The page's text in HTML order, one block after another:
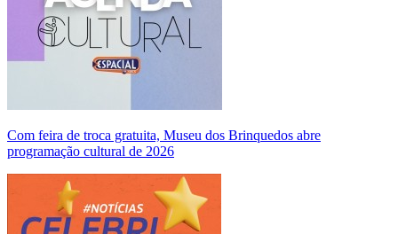
Com feira de troca gratuita, Museu dos Brinquedos abre
programação cultural de 2026